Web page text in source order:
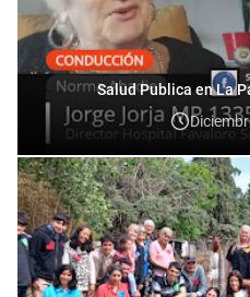
Salud Publica en La